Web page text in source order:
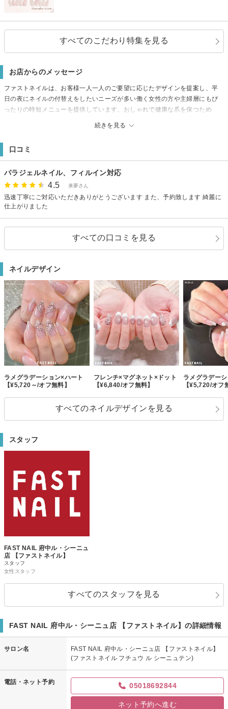
すべてのこだわり特集を見る
お店からのメッセージ
続きを見る
ファストネイルは、お客様一人一人のご要望に応じたデザインを提案し、平
日の夜にネイルの付替えをしたいニーズが多い働く女性の方や主婦層にもぴ
ったりの時短メニューを提供しています。おしゃれで健康な爪を保つため
ルへお越しください。皆様のご来店を心よりお待ちしております。
●安心保証制度●
お客様に安心して施術を受けていただけるよう施術から1週間以内の無料保証
制度を設けております。詳細に関しては、1週間以内に施術店舗へお電話にて
お問い合わせください。
口コミ
パラジェルネイル、フィルイン対応
4.5 来夢さん
迅速丁寧にご対応いただきありがとうございます また、予約致します 綺麗に
仕上がりました
すべての口コミを見る
ネイルデザイン
ラメグラデーション×ハート
【¥5,720～/オフ無料】
フレンチ×マグネット×ドット
【¥6,840/オフ無料】
ラメグラデー
【¥5,720/オフ
すべてのネイルデザインを見る
スタッフ
FAST NAIL 府中ル・シーニュ
店 【ファストネイル】
スタッフ
女性スタッフ
すべてのスタッフを見る
FAST NAIL 府中ル・シーニュ店 【ファストネイル】の詳細情報
サロン名
FAST NAIL 府中ル・シーニュ店 【ファストネイル】
(ファストネイル フチュウ ル シーニュテン)
電話・ネット予約 05018692844
ネット予約へ進む